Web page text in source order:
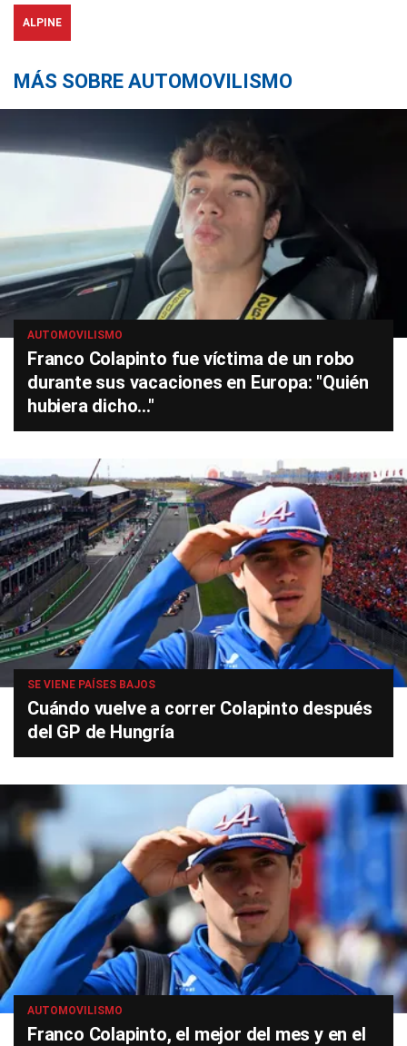
ALPINE
MÁS SOBRE AUTOMOVILISMO
AUTOMOVILISMO
Franco Colapinto fue víctima de un robo
durante sus vacaciones en Europa: "Quién
hubiera dicho..."
SE VIENE PAÍSES BAJOS
Cuándo vuelve a correr Colapinto después
del GP de Hungría
AUTOMOVILISMO
Franco Colapinto, el mejor del mes y en el